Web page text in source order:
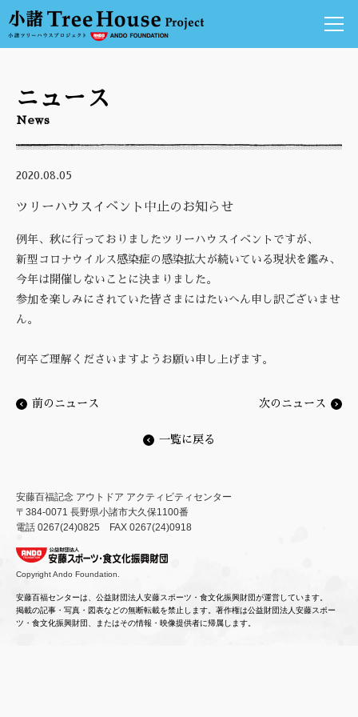
小諸ツリーハウスプロジェクトについて
ツリーハウスの紹介
安藤百福センター
ご来場のご案内
アクセス
ぜひよっとくんない
小諸情報
ニュース
News
2020.08.05
ツリーハウスイベント中止のお知らせ
例年、秋に行っておりましたツリーハウスイベント ですが、
新型コロナウイルス感染症の感染拡大が続いている現状を鑑み、
今年は開催しないことに決まりました。
参加を楽しみにされていた皆さまにはたいへん申し訳ございませ
ん。
何卒ご理解くださいますようお願い申し上げます。
安藤百福記念 アウトドア アクティビティセンター
〒384-0071 長野県小諸市大久保1100番
電話 0267(24)0825 FAX 0267(24)0918
安藤百福センターは、公益財団法人安藤スポーツ・食文化振興財団が運営しています。
掲載の記事・写真・図表などの無断転載を禁止します。著作権は公益財団法人安藤スポー
ツ・食文化振興財団、またはその情報・映像提供者に帰属します。